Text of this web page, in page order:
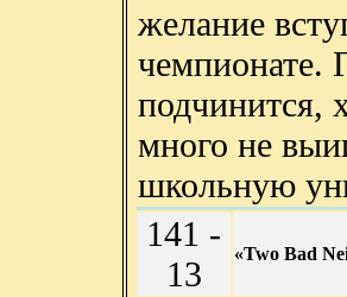
желание
чемпионате.
подчинится,
много не
школьную
141 -
13
«Two Bad